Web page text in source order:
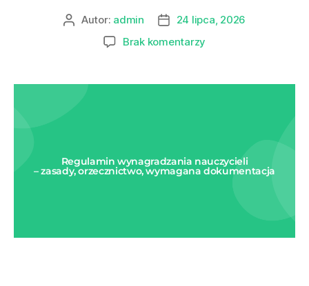
Autor: admin
24 lipca, 2026
Brak komentarzy
Regulamin wynagradzania nauczycieli
– zasady, orzecznictwo, wymagana dokumentacja